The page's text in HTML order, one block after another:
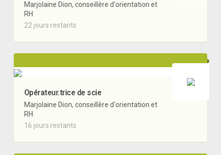
Marjolaine Dion, conseillère d'orientation et
RH
22 jours restants
Opérateur.trice de scie
Marjolaine Dion, conseillère d'orientation et
RH
16 jours restants